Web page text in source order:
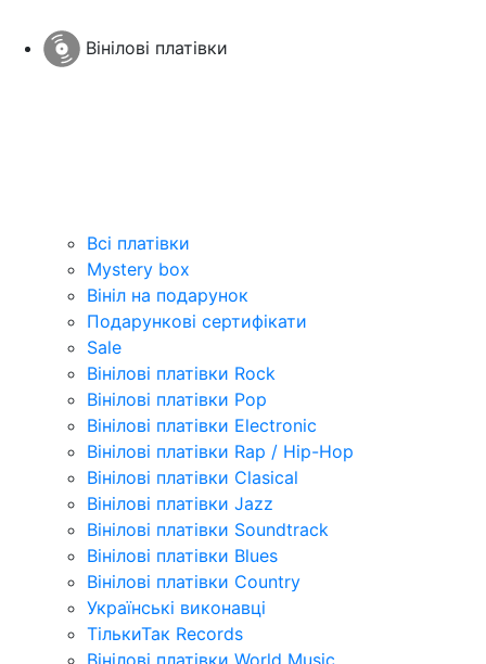
Вінілові платівки
Всі платівки
Mystery box
Вініл на подарунок
Подарункові сертифікати
Sale
Вінілові платівки Rock
Вінілові платівки Pop
Вінілові платівки Electronic
Вінілові платівки Rap / Hip-Hop
Вінілові платівки Clasical
Вінілові платівки Jazz
Вінілові платівки Soundtrack
Вінілові платівки Blues
Вінілові платівки Country
Українські виконавці
ТількиТак Records